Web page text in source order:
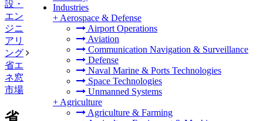
Industries
+ Aerospace & Defense
Airport Operations
Aviation
Communication Navigation & Surveillance
Defense
Naval Marine & Ports Technologies
Space Technologies
Unmanned Systems
+ Agriculture
Agriculture & Farming
設・
エン
ジニ
アリ
ング
省エ
ネ窓
市場
省